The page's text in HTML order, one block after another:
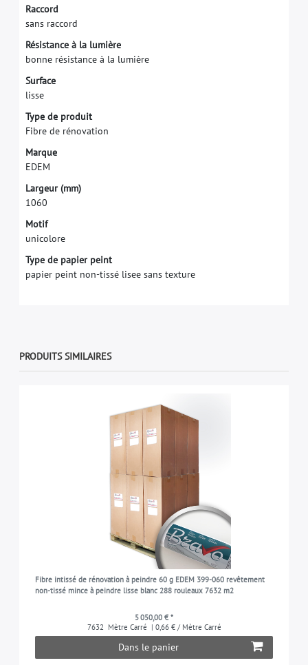
Raccord
sans raccord
Résistance à la lumière
bonne résistance à la lumière
Surface
lisse
Type de produit
Fibre de rénovation
Marque
EDEM
Largeur (mm)
1060
Motif
unicolore
Type de papier peint
papier peint non-tissé lisee sans texture
PRODUITS SIMILAIRES
Fibre intissé de rénovation à peindre 60 g EDEM 399-060 revêtement
non-tissé mince à peindre lisse blanc 288 rouleaux 7632 m2
5 050,00 € *
7632 Mètre Carré | 0,66 € / Mètre Carré
Dans le panier